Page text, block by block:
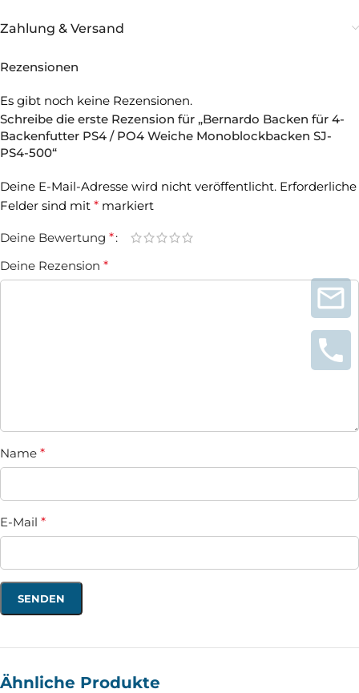
Zahlung & Versand
Rezensionen
Es gibt noch keine Rezensionen.
Schreibe die erste Rezension für „Bernardo Backen für 4-
Backenfutter PS4 / PO4 Weiche Monoblockbacken SJ-
PS4-500“
Deine E-Mail-Adresse wird nicht veröffentlicht. Erforderliche
Felder sind mit * markiert
Deine Bewertung *
Deine Rezension *
Name *
E-Mail *
Ähnliche Produkte